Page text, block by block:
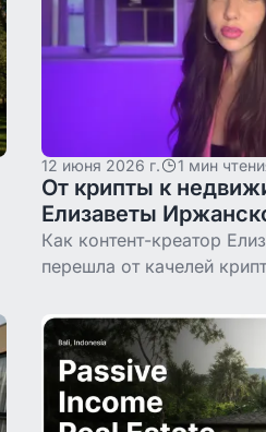
12 июня 2026 г. 1 мин
От крипты к
Елизаветы
Как контент-креатор
перешла от качелей
Binaryx — вход, момент
инструменты.